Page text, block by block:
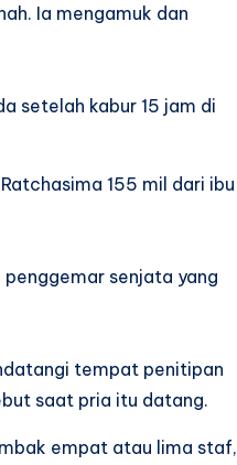
Ia mengamuk dan
setelah kabur 15 jam di
155 mil dari ibu
senjata yang
tempat penitipan
saat pria itu datang.
empat atau lima staf,